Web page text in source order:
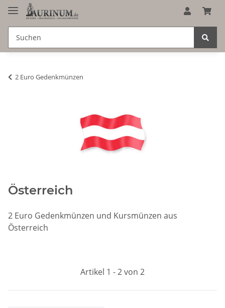
2 Euro Gedenkmünzen
Österreich
2 Euro Gedenkmünzen und Kursmünzen aus
Österreich
Artikel 1 - 2 von 2